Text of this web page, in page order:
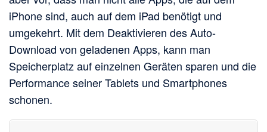
iPhone sind, auch auf dem iPad benötigt und
umgekehrt. Mit dem Deaktivieren des Auto-
Download von geladenen Apps, kann man
Speicherplatz auf einzelnen Geräten sparen und die
Performance seiner Tablets und Smartphones
schonen.